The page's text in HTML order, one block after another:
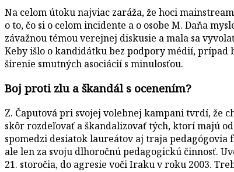
Na celom útoku najviac zaráža, že hoci
o to, čo si o celom incidente a o osobe M. Daňa
závažnou témou verejnej diskusie a mala sa
Keby išlo o kandidátku bez podpory médií, prípad
šírenie smutných asociácií s minulosťou.
Boj proti zlu a škandál s ocenením?
Z. Čaputová pri svojej volebnej kampani tvrdí, že
skôr rozdeľovať a škandalizovať tých, ktorí majú
spomedzi desiatok laureátov aj traja
ale len za svoju dlhoročnú pedagogickú činnosť.
21. storočia, do agresie voči Iraku v roku 2003.